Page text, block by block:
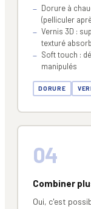
Dorure à
(pelliculer
Vernis 3D :
texturé
Soft touch :
manipulés
DORURE
04
Combiner
Oui, c'est